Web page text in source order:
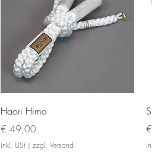
Schnellansicht
Haori Himo
Preis
€ 49,00
inkl. USt | zzgl. Versand